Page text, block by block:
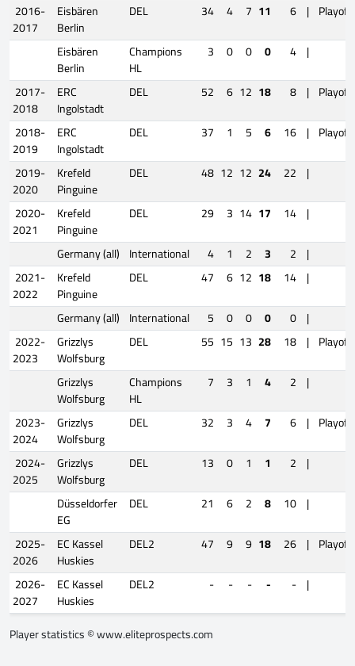
2016-
2017
Eisbären
Berlin
DEL 34 4 7 11 6 |
Eisbären
Berlin
Champions
HL
3 0 0 0 4 |
2017-
2018
ERC
Ingolstadt
DEL 52 6 12 18 8 |
2018-
2019
ERC
Ingolstadt
DEL 37 1 5 6 16 |
2019-
2020
Krefeld
Pinguine
DEL 48 12 12 24 22 |
2020-
2021
Krefeld
Pinguine
DEL 29 3 14 17 14 |
Germany (all) International 4 1 2 3 2 |
2021-
2022
Krefeld
Pinguine
DEL 47 6 12 18 14 |
Germany (all) International 5 0 0 0 0 |
2022-
2023
Grizzlys
Wolfsburg
DEL 55 15 13 28 18 |
Grizzlys
Wolfsburg
Champions
HL
7 3 1 4 2 |
2023-
2024
Grizzlys
Wolfsburg
DEL 32 3 4 7 6 |
2024-
2025
Grizzlys
Wolfsburg
DEL 13 0 1 1 2 |
Düsseldorfer
EG
DEL 21 6 2 8 10 |
2025-
2026
EC Kassel
Huskies
DEL2 47 9 9 18 26 |
2026-
2027
EC Kassel
Huskies
DEL2 - - - - - |
Player statistics ©www.eliteprospects.com